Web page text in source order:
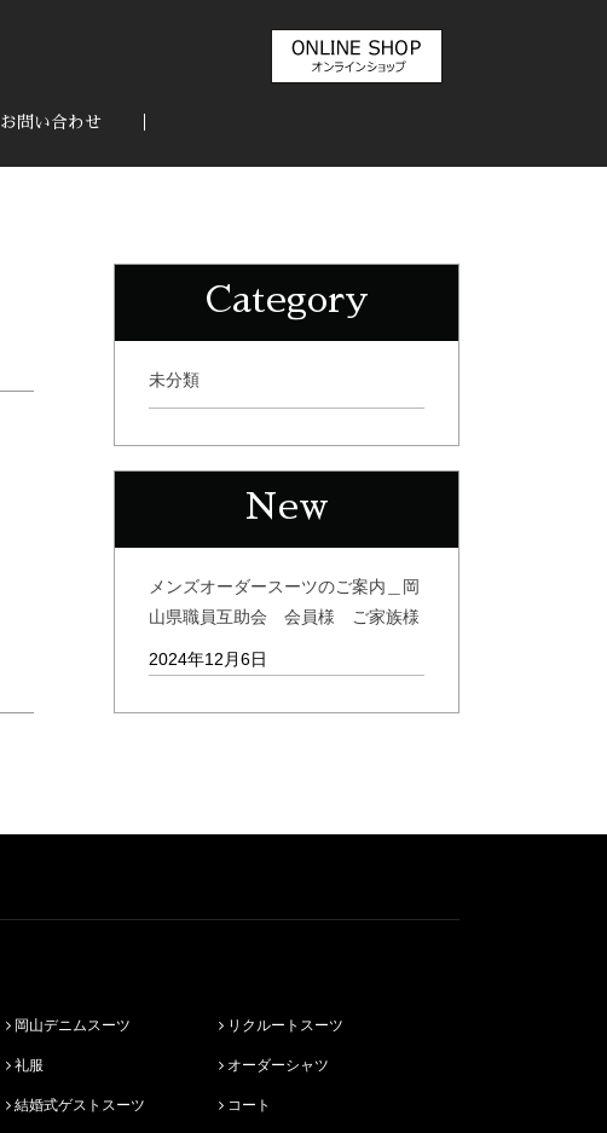
お問い合わせ
Category
未分類
New
メンズオーダースーツのご案内＿岡
山県職員互助会 会員様 ご家族様
2024年12月6日
岡山デニムスーツ
礼服
結婚式ゲストスーツ
リクルートスーツ
オーダーシャツ
コート